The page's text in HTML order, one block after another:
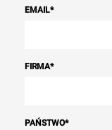
EMAIL*
FIRMA*
PAŃSTWO*